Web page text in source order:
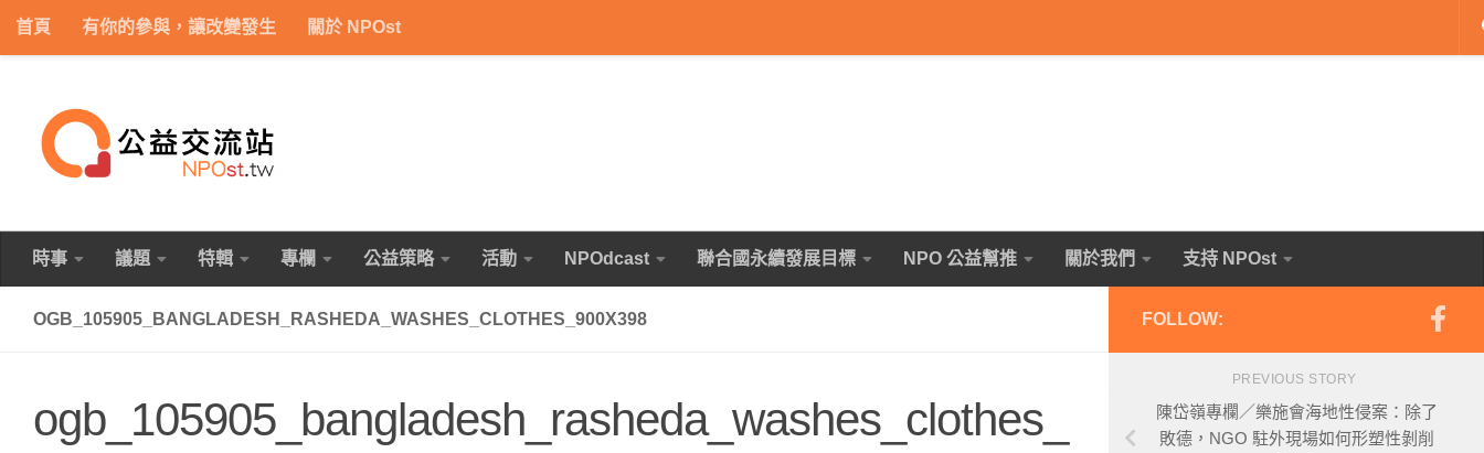
Skip to content
首頁 有你的參與，讓改變發生 關於 NPOst
時事 議題 特輯 專欄 公益策略 活動 NPOdcast 聯合國永續發展目標 NPO 公益幫推 關於我們 支持 NPOst
OGB_105905_BANGLADESH_RASHEDA_WASHES_CLOTHES_900X398
ogb_105905_bangladesh_rasheda_washes_clothes_
FOLLOW:
PREVIOUS STORY
陳岱嶺專欄／樂施會海地性侵案：除了
敗德，NGO 駐外現場如何形塑性剝削